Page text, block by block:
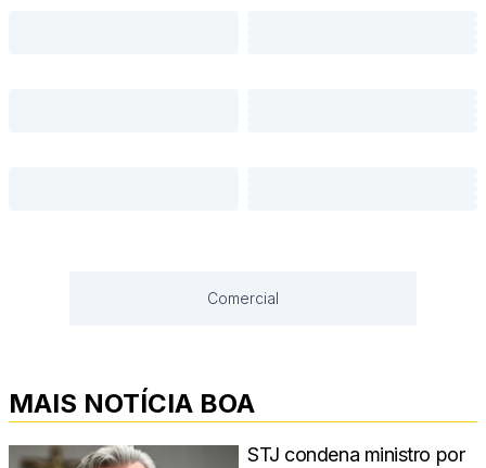
Comercial
MAIS NOTÍCIA BOA
STJ condena ministro por